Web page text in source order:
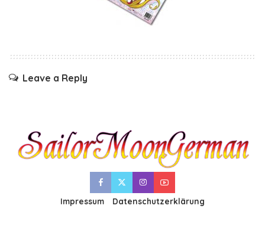
Leave a Reply
Impressum Datenschutzerklärung